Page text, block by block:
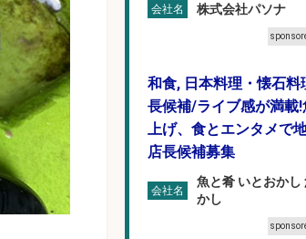
会社名 株式会社パソナ
和食, 日本料理・懐石
長候補/ライブ感が満載
上げ、食とエンタメで
店長候補募集
会社名
魚と肴 いとおかし
かし